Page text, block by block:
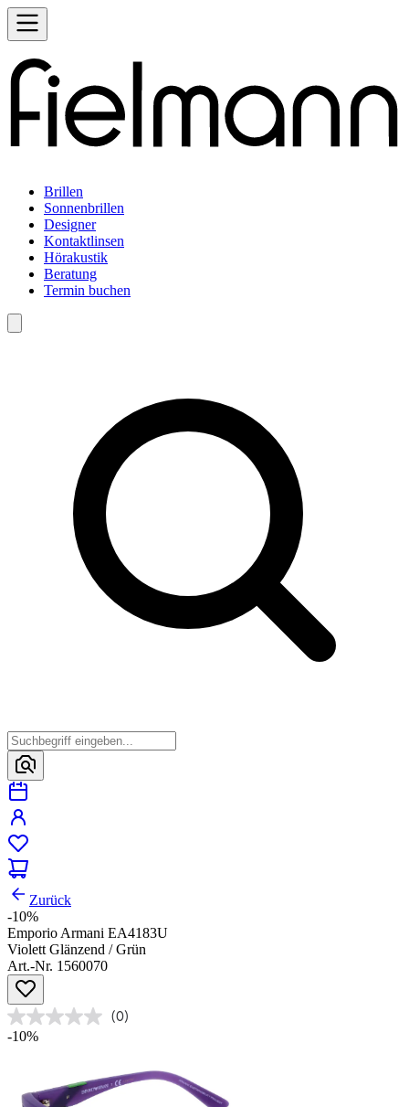
Brillen
Sonnenbrillen
Designer
Kontaktlinsen
Hörakustik
Beratung
Termin buchen
Zurück
-10%
Emporio Armani EA4183U
Violett Glänzend / Grün
Art.-Nr. 1560070
(0)
-10%